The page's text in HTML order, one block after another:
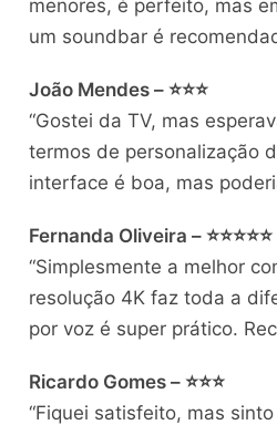
menores, é perfeito, mas
um soundbar é
João Mendes – ⭐⭐⭐
“Gostei da TV, mas
termos de personalização
interface é boa, mas
Fernanda Oliveira – ⭐⭐⭐⭐⭐
“Simplesmente a melhor
resolução 4K faz toda a
por voz é super prático.
Ricardo Gomes – ⭐⭐⭐
“Fiquei satisfeito, mas